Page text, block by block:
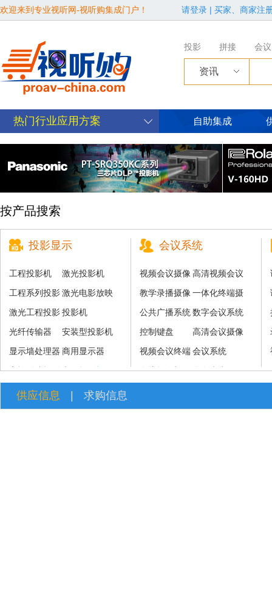
欢迎来到专业视听网-视听购集成门户！ 请登录 | 买家、商家注
投影 拼接 会议
资讯
热门行业应用方案 自助集成
按产品搜索
投影显示
工程投影机
激光投影机
工程系列投影
机
激光电影放映
机
激光工程投影
机
投影机
光纤传输器
安装型投影机
显示墙处理器 商用显示器
家族影院投影商用投影机
会议系统
视频会议摄像
机
高清视频会议
摄像机
教学录播摄像
机
一体化终端摄
像机
公共广播系统数字会议系统
控制键盘
高清会议摄像
机
视频会议终端
及系统
会议系统
会议摄像机
全向麦克风
供应信息 求购信息